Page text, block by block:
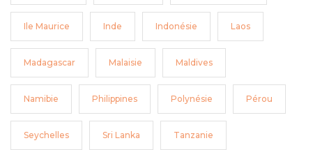
Ile Maurice Inde Indonésie Laos
Madagascar Malaisie Maldives
Namibie Philippines Polynésie Pérou
Seychelles Sri Lanka Tanzanie